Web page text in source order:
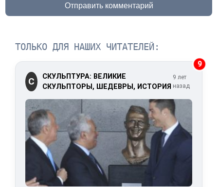
Отправить комментарий
ТОЛЬКО ДЛЯ НАШИХ ЧИТАТЕЛЕЙ:
9
С
СКУЛЬПТУРА: ВЕЛИКИЕ
СКУЛЬПТОРЫ, ШЕДЕВРЫ, ИСТОРИЯ
9 лет
назад